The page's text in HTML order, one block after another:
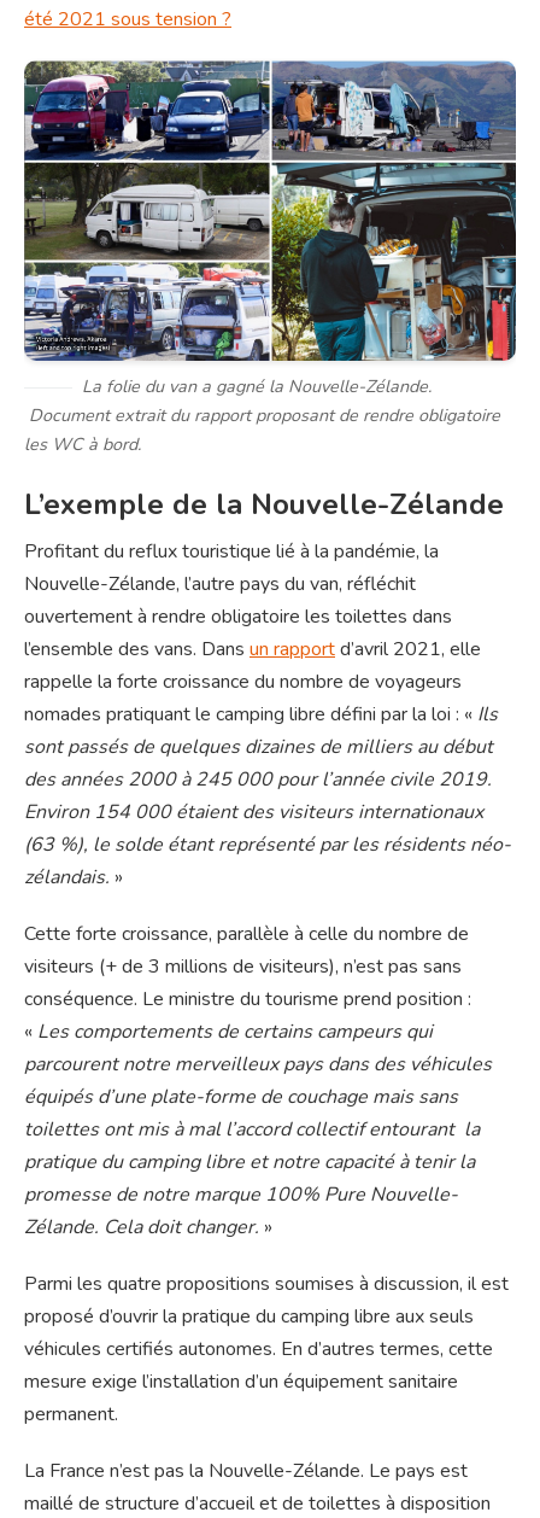
été 2021 sous tension ?
La folie du van a gagné la Nouvelle-Zélande.
Document extrait du rapport proposant de rendre obligatoire
les WC à bord.
L’exemple de la Nouvelle-Zélande
Profitant du reflux touristique lié à la pandémie, la
Nouvelle-Zélande, l’autre pays du van, réfléchit
ouvertement à rendre obligatoire les toilettes dans
l’ensemble des vans. Dans un rapportd’avril 2021, elle
rappelle la forte croissance du nombre de voyageurs
nomades pratiquant le camping libre défini par la loi : « Ils
sont passés de quelques dizaines de milliers au début
des années 2000 à 245 000 pour l’année civile 2019.
Environ 154 000 étaient des visiteurs internationaux
(63 %), le solde étant représenté par les résidents néo-
zélandais. »
Cette forte croissance, parallèle à celle du nombre de
visiteurs (+ de 3 millions de visiteurs), n’est pas sans
conséquence. Le ministre du tourisme prend position :
« Les comportements de certains campeurs qui
parcourent notre merveilleux pays dans des véhicules
équipés d’une plate-forme de couchage mais sans
toilettes ont mis à mal l’accord collectif entourant la
pratique du camping libre et notre capacité à tenir la
promesse de notre marque 100% Pure Nouvelle-
Zélande. Cela doit changer. »
Parmi les quatre propositions soumises à discussion, il est
proposé d’ouvrir la pratique du camping libre aux seuls
véhicules certifiés autonomes. En d’autres termes, cette
mesure exige l’installation d’un équipement sanitaire
permanent.
La France n’est pas la Nouvelle-Zélande. Le pays est
maillé de structure d’accueil et de toilettes à disposition